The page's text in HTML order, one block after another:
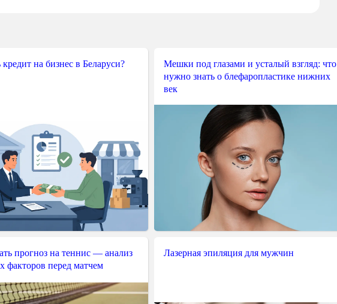
кредит на бизнес в Беларуси?
Мешки под глазами и усталый взгляд: что
нужно знать о блефаропластике нижних
век
прогноз на теннис — анализ
факторов перед матчем
Лазерная эпиляция для мужчин